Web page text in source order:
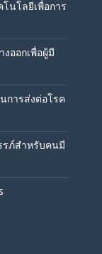
นโลยีเพื่อการ
ออกเพื่อผู้มี
การส่งต่อโรค
รภ์สำหรับคนมี